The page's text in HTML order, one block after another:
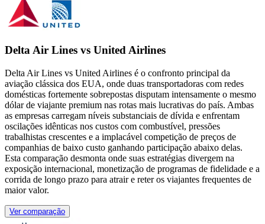
Delta Air Lines vs United Airlines
Delta Air Lines vs United Airlines é o confronto principal da
aviação clássica dos EUA, onde duas transportadoras com redes
domésticas fortemente sobrepostas disputam intensamente o mesmo
dólar de viajante premium nas rotas mais lucrativas do país. Ambas
as empresas carregam níveis substanciais de dívida e enfrentam
oscilações idênticas nos custos com combustível, pressões
trabalhistas crescentes e a implacável competição de preços de
companhias de baixo custo ganhando participação abaixo delas.
Esta comparação desmonta onde suas estratégias divergem na
exposição internacional, monetização de programas de fidelidade e a
corrida de longo prazo para atrair e reter os viajantes frequentes de
maior valor.
Ver comparação